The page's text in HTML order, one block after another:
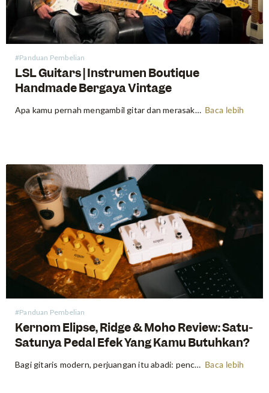
#Panduan Pembelian
LSL Guitars | Instrumen Boutique
Handmade Bergaya Vintage
Apa kamu pernah mengambil gitar dan merasakan instrumen itu menginspirasi riff dan lagu tepat setelah kamu mulai memainkannya? Ada semacam feel “magic” yang ditemukan dalam instrumen vintage—resonansi, nuansa "sudah dimainkan", dan soul yang sulit ditiru oleh gitar lainnya. Bagi gitaris modern, menemukan instrumen "langka" itu biasanya membutuhkan biaya yang sangat… Baca lebih
#Panduan Pembelian
Kernom Elipse, Ridge & Moho Review: Satu-
Satunya Pedal Efek Yang Kamu Butuhkan?
Bagi gitaris modern, perjuangan itu abadi: pencarian nada "sempurna" sering kali berujung pada pedalboard yang lebih berat daripada amplifier tempatnya terhubung. Kita semua pernah mengalaminya—menumpuk tiga overdrive berbeda untuk mendapatkan gain yang tepat atau membawa fuzz khusus hanya untuk satu solo tertentu. Tetapi bagaimana jika kamu bisa memadatkan puluhan sirkuit… Baca lebih